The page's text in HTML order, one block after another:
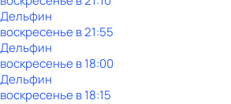
Дельфин
воскресенье в21:55
Дельфин
воскресенье в18:00
Дельфин
воскресенье в18:15